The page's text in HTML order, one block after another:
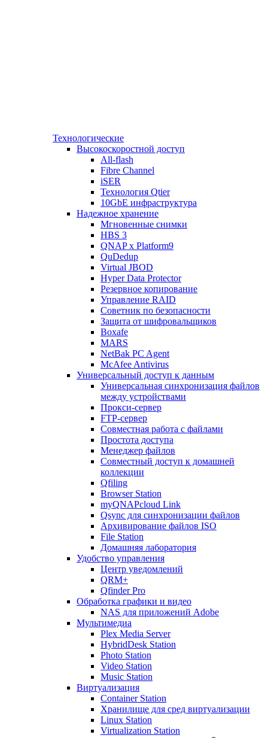
Технологические
Высокоскоростной доступ
All-flash
Fibre Channel
iSER
Технология Qtier
10GbE инфраструктура
Надежное хранение
Мгновенные снимки
HBS 3
QNAP x Platform9
QuDedup
Virtual JBOD
Hyper Data Protector
Резервное копирование
Управление RAID
Советник по безопасности
Защита от шифровальщиков
Boxafe
MARS
NetBak PC Agent
McAfee Antivirus
Универсальный доступ к данным
Универсальная синхронизация файлов
между устройствами
Прокси-сервер
FTP-сервер
Совместная работа с файлами
Простота доступа
Менеджер файлов
Совместный доступ к домашней
коллекции
Qfiling
Browser Station
myQNAPcloud Link
Qsync для синхронизации файлов
Архивирование файлов ISO
File Station
Домашняя лаборатория
Удобство управления
Центр уведомлений
QRM+
Qfinder Pro
Обработка графики и видео
NAS для приложений Adobe
Мультимедиа
Plex Media Server
HybridDesk Station
Photo Station
Video Station
Music Station
Виртуализация
Container Station
Хранилище для сред виртуализации
Linux Station
Virtualization Station